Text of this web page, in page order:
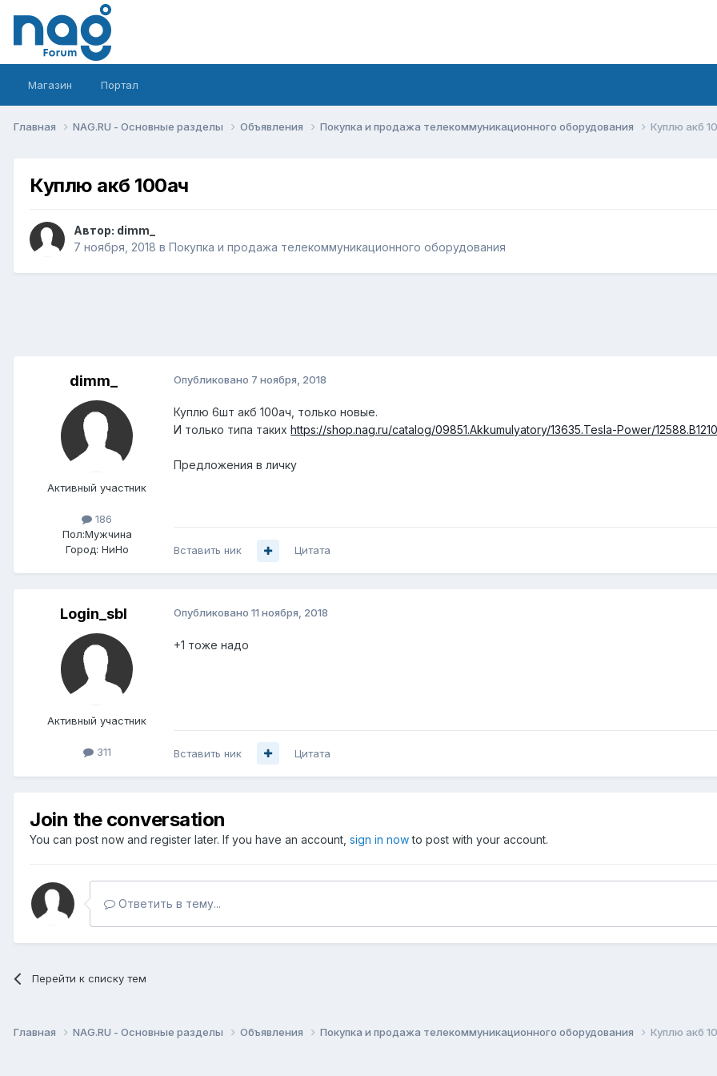
Магазин Портал
Главная NAG.RU - Основные разделы Объявления Покупка и продажа телекоммуникационного оборудования Куплю акб
Куплю акб 100ач
Автор: dimm_
7 ноября, 2018 в Покупка и продажа телекоммуникационного оборудования
dimm_
Активный участник
186
Пол:Мужчина
Город: НиНо
Опубликовано 7 ноября, 2018
Куплю 6шт акб 100ач, только новые.
И только типа таких https://shop.nag.ru/catalog/09851.Akkumulyatory/13635.Tesla-Power/
Предложения в личку
Вставить ник Цитата
Login_sbl
Активный участник
311
Опубликовано 11 ноября, 2018
+1 тоже надо
Вставить ник Цитата
Join the conversation
You can post now and register later. If you have an account, sign in nowto post with your account.
Ответить в тему...
Перейти к списку тем
Главная NAG.RU - Основные разделы Объявления Покупка и продажа телекоммуникационного оборудования Куплю акб